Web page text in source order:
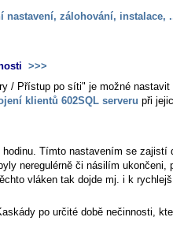
nastavení, zálohování, instalace,
>>>
/ Přístup po síti" je možné nastavit
klientů 602SQL serveru při
Tímto nastavením se zajistí
neregulérně či násilím ukončeni,
vláken tak dojde mj. i k
po určité době nečinnosti,